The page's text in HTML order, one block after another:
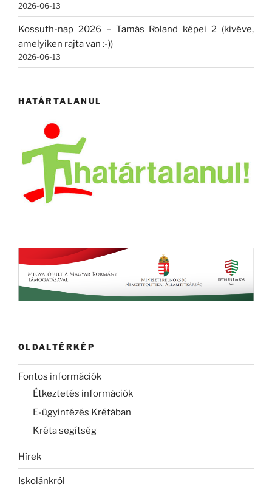
2026-06-13
Kossuth-nap 2026 – Tamás Roland képei 2 (kivéve,
amelyiken rajta van :-))
2026-06-13
HATÁRTALANUL
OLDALTÉRKÉP
Fontos információk
Étkeztetés információk
E-ügyintézés Krétában
Kréta segítség
Hírek
Iskolánkról